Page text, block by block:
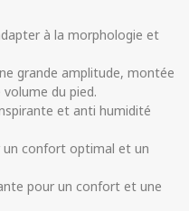
à la morphologie et
grande amplitude, montée
du pied.
et anti humidité
confort optimal et un
pour un confort et une